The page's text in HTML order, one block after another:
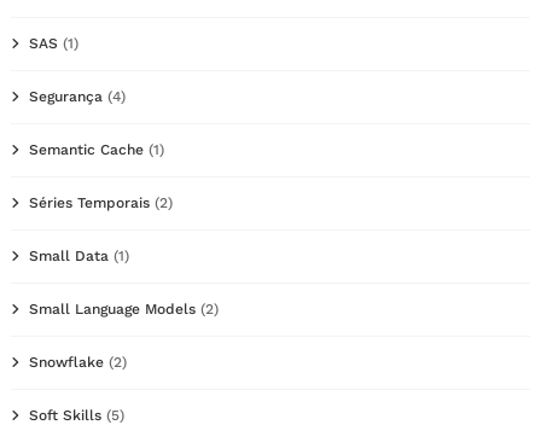
SAS (1)
Segurança (4)
Semantic Cache (1)
Séries Temporais (2)
Small Data (1)
Small Language Models (2)
Snowflake (2)
Soft Skills (5)